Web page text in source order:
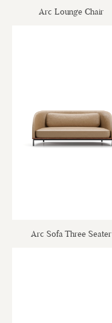
Arc Lounge Chair
Arc Sofa Three Seater